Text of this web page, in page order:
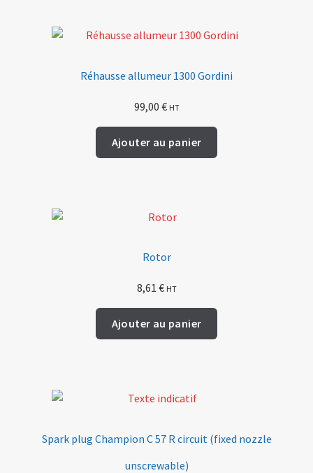
Réhausse allumeur 1300 Gordini
99,00 € HT
Ajouter au panier
Rotor
8,61 € HT
Ajouter au panier
Spark plug Champion C 57 R circuit (fixed nozzle
unscrewable)